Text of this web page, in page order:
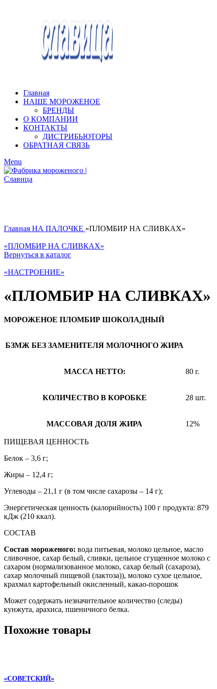
Главная
НАШЕ МОРОЖЕНОЕ
БРЕНДЫ
О КОМПАНИИ
КОНТАКТЫ
ДИСТРИБЬЮТОРЫ
ОБРАТНАЯ СВЯЗЬ
Menu
Главная НА ПАЛОЧКЕ «ПЛОМБИР НА СЛИВКАХ»
«ПЛОМБИР НА СЛИВКАХ»
Вернуться в каталог
«НАСТРОЕНИЕ»
«ПЛОМБИР НА СЛИВКАХ»
МОРОЖЕНОЕ ПЛОМБИР ШОКОЛАДНЫЙ
БЗМЖ БЕЗ ЗАМЕНИТЕЛЯ МОЛОЧНОГО ЖИРА
МАССА НЕТТО: 80 г.
КОЛИЧЕСТВО В КОРОБКЕ 28 шт.
МАССОВАЯ ДОЛЯ ЖИРА 12%
ПИЩЕВАЯ ЦЕННОСТЬ
Белок – 3,6 г;
Жиры – 12,4 г;
Углеводы – 21,1 г (в том числе сахарозы – 14 г);
Энергетическая ценность (калорийность) 100 г продукта: 879
кДж (210 ккал).
СОСТАВ
Состав мороженого: вода питьевая, молоко цельное, масло
сливочное, сахар белый, сливки, цельное сгущенное молоко с
сахаром (нормализованное молоко, сахар белый (сахароза),
сахар молочный пищевой (лактоза)), молоко сухое цельное,
крахмал картофельный окисленный, какао-порошок
Может содержать незначительное количество (следы)
кунжута, арахиса, пшеничного белка.
Похожие товары
«СОВЕТСКИЙ»